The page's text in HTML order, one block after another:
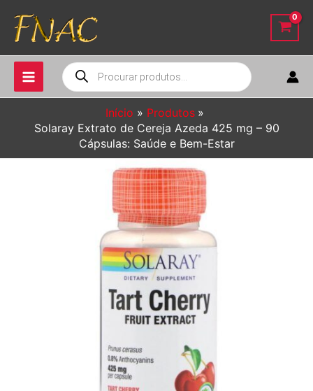
para
conteúdo
Pesquisar
produtos
Início
Produtos
Solaray Extrato de Cereja Azeda 425 mg – 90
Cápsulas: Saúde e Bem-Estar